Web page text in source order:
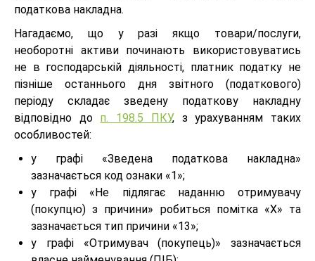
податкова накладна.
Нагадаємо, що у разі якщо товари/послуги,
необоротні активи починають використовуватись
не в господарській діяльності, платник податку не
пізніше останнього дня звітного (податкового)
періоду складає зведену податкову накладну
відповідно до п. 198.5 ПКУ, з урахуванням таких
особливостей:
у графі «Зведена податкова накладна»
зазначається код ознаки «1»;
у графі «Не підлягає наданню отримувачу
(покупцю) з причини» робиться помітка «X» та
зазначається тип причини «13»;
у графі «Отримувач (покупець)» зазначається